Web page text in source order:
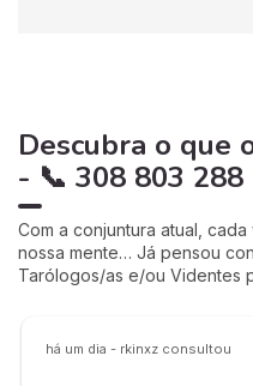
Descubra o que
- 📞 308 803 288
Com a conjuntura atual,
nossa mente… Já pensou
Tarólogos/as e/ou Videntes
há um dia - rkinxz consultou